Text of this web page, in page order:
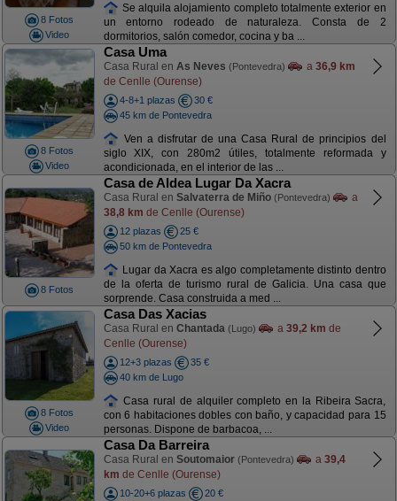
8 Fotos
Video
Se alquila alojamiento completo totalmente exterior en
un entorno rodeado de naturaleza. Consta de 2
dormitorios, salón comedor, cocina y ba ...
8 Fotos
Video
Casa Uma
Casa Rural en As Neves (Pontevedra) a 36,9 km
de Cenlle (Ourense)
4-8+1 plazas
30 €
45 km de Pontevedra
Ven a disfrutar de una Casa Rural de principios del
siglo XIX, con 280m2 útiles, totalmente reformada y
acondicionada, en el interior de las ...
8 Fotos
Casa de Aldea Lugar Da Xacra
Casa Rural en Salvaterra de Miño (Pontevedra)
a
38,8 km de Cenlle (Ourense)
12 plazas
25 €
50 km de Pontevedra
Lugar da Xacra es algo completamente distinto dentro
de la oferta de turismo rural de Galicia. Una casa que
sorprende. Casa construida a med ...
8 Fotos
Video
Casa Das Xacias
Casa Rural en Chantada (Lugo) a 39,2 km de
Cenlle (Ourense)
12+3 plazas
35 €
40 km de Lugo
Casa rural de alquiler completo en la Ribeira Sacra,
con 6 habitaciones dobles con baño, y capacidad para 15
personas. Dispone de barbacoa, ...
Casa Da Barreira
Casa Rural en Soutomaior (Pontevedra) a 39,4
km de Cenlle (Ourense)
10-20+6 plazas
20 €